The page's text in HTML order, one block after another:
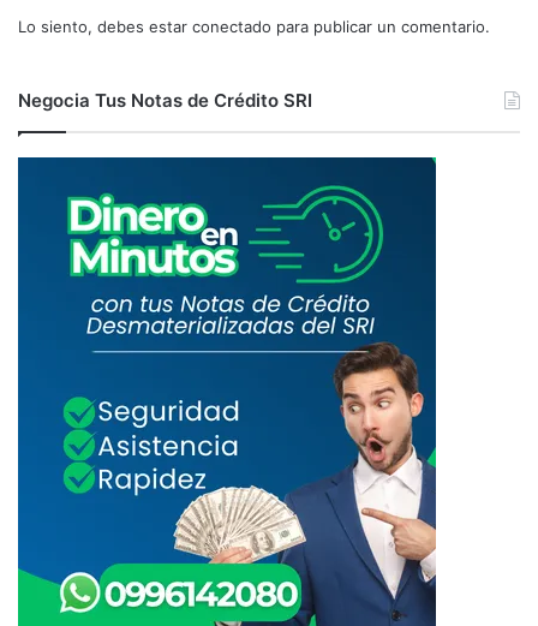
Lo siento, debes estar conectado para publicar un comentario.
Negocia Tus Notas de Crédito SRI